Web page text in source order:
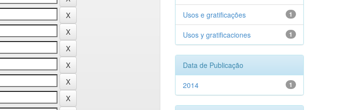
1
Usos e gratificações
1
Usos y gratificaciones
Data de Publicação
1
2014